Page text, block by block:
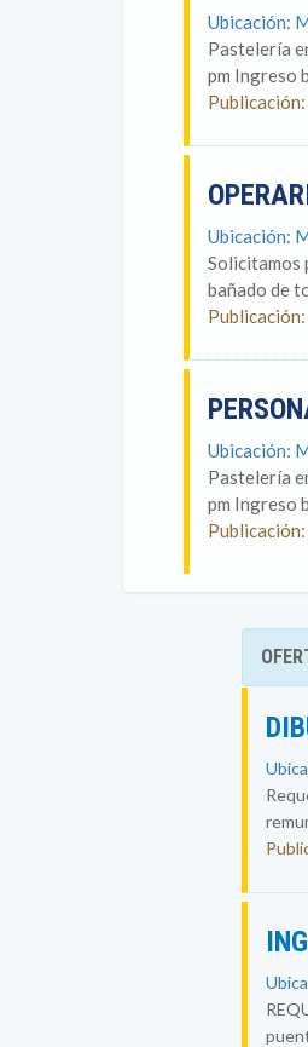
Ubicación:
Pastelería
pm Ingreso
Ubicación:
Solicitamos
bañado de
Ubicación:
Pastelería
pm Ingreso